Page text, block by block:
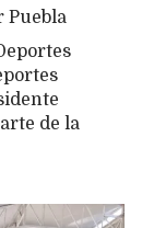
Puebla
de la